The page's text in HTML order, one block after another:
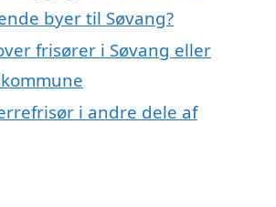
byer til Søvang?
frisører i Søvang eller
i andre dele af